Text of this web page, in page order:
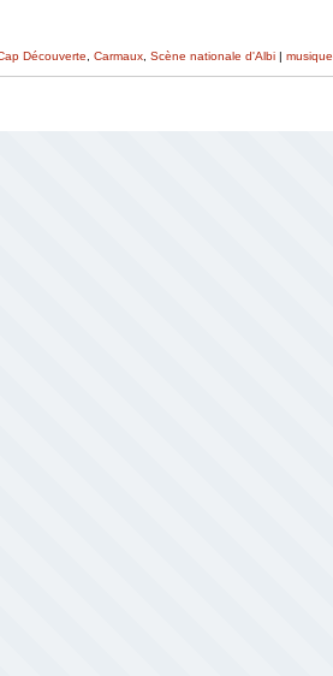
Découverte Carmaux Scène nationale d'Albi | musique